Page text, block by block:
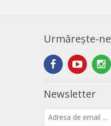
Urmărește-ne
Newsletter